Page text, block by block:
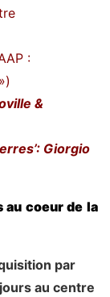
:
&
Giorgio
au coeur de la
par
au centre